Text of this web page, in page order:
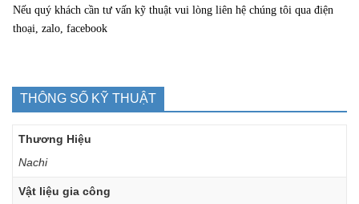
Nếu quý khách cần tư vấn kỹ thuật vui lòng liên hệ chúng tôi qua điện
thoại, zalo, facebook
THÔNG SỐ KỸ THUẬT
Thương Hiệu
Nachi
Vật liệu gia công